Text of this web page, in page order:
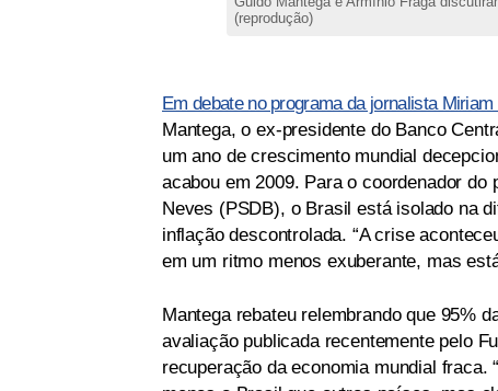
(reprodução)
Em debate no programa da jornalista Miriam
Mantega, o ex-presidente do Banco
um ano de crescimento mundial
acabou em 2009. Para o coordenador
Neves (PSDB), o Brasil está isolado na
inflação descontrolada. “A crise
em um ritmo menos exuberante, mas
Mantega rebateu relembrando que 95%
avaliação publicada recentemente pelo
recuperação da economia mundial